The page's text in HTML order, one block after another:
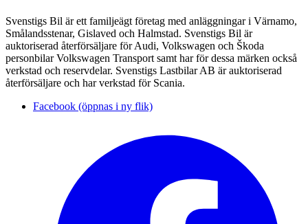
Svenstigs Bil är ett familjeägt företag med anläggningar i Värnamo,
Smålandsstenar, Gislaved och Halmstad. Svenstigs Bil är
auktoriserad återförsäljare för Audi, Volkswagen och Škoda
personbilar Volkswagen Transport samt har för dessa märken också
verkstad och reservdelar. Svenstigs Lastbilar AB är auktoriserad
återförsäljare och har verkstad för Scania.
Facebook (öppnas i ny flik)